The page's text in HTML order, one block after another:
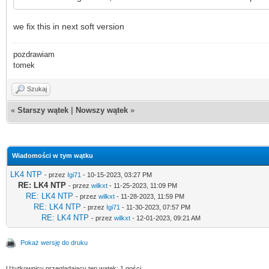
we fix this in next soft version
pozdrawiam
tomek
Szukaj
« Starszy wątek Nowszy wątek »
Wiadomości w tym wątku
LK4 NTP - przez Igi71 - 10-15-2023, 03:27 PM
RE: LK4 NTP - przez wilkxt - 11-25-2023, 11:09 PM
RE: LK4 NTP - przez wilkxt - 11-28-2023, 11:59 PM
RE: LK4 NTP - przez Igi71 - 11-30-2023, 07:57 PM
RE: LK4 NTP - przez wilkxt - 12-01-2023, 09:21 AM
Pokaż wersję do druku